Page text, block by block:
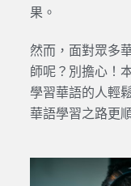
果。
然而，面對眾多
師呢？別擔心！
學習華語的人輕
華語學習之路更